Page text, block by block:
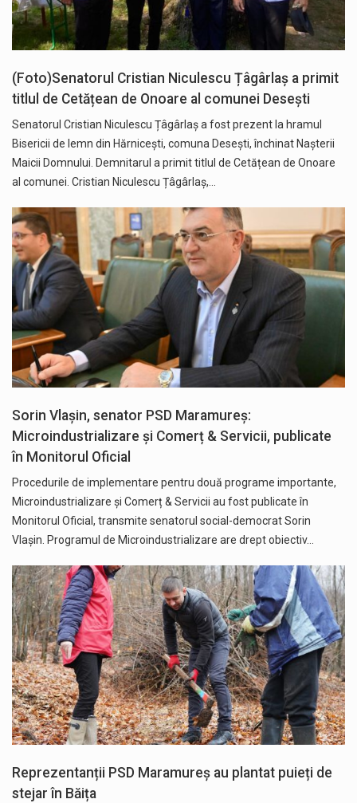
(Foto)Senatorul Cristian Niculescu Țâgârlaș a primit
titlul de Cetățean de Onoare al comunei Desești
Senatorul Cristian Niculescu Țâgârlaș a fost prezent la hramul
Bisericii de lemn din Hărnicești, comuna Desești, închinat Nașterii
Maicii Domnului. Demnitarul a primit titlul de Cetățean de Onoare
al comunei. Cristian Niculescu Țâgârlaș,…
Sorin Vlașin, senator PSD Maramureș:
Microindustrializare și Comerț & Servicii, publicate
în Monitorul Oficial
Procedurile de implementare pentru două programe importante,
Microindustrializare și Comerț & Servicii au fost publicate în
Monitorul Oficial, transmite senatorul social-democrat Sorin
Vlașin. Programul de Microindustrializare are drept obiectiv…
Reprezentanții PSD Maramureș au plantat puieți de
stejar în Băița